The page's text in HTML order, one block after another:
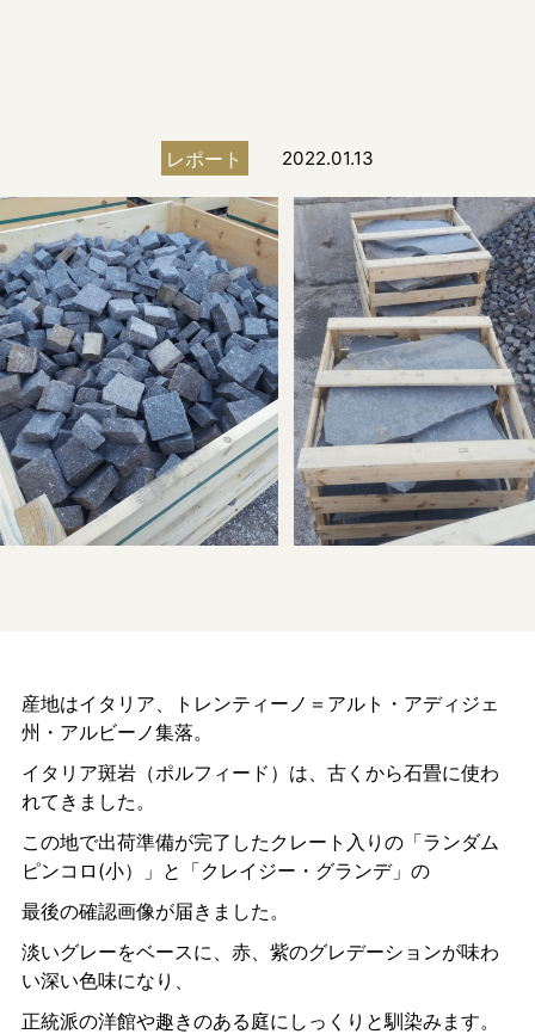
レポート 2022.01.13
産地はイタリア、トレンティーノ＝アルト・アディジェ
州・アルビーノ集落。
イタリア斑岩（ポルフィード）は、古くから石畳に使わ
れてきました。
この地で出荷準備が完了したクレート入りの「ランダム
ピンコロ(小）」と「クレイジー・グランデ」の
最後の確認画像が届きました。
淡いグレーをベースに、赤、紫のグレデーションが味わ
い深い色味になり、
正統派の洋館や趣きのある庭にしっくりと馴染みます。